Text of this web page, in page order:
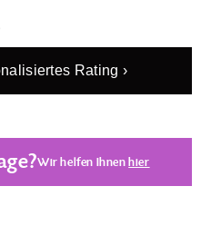
Rating ›
Wir helfen Ihnenhier